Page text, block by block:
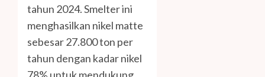
tahun 2024. Smelter ini
menghasilkan nikel matte
sebesar 27.800 ton per
tahun dengan kadar nikel